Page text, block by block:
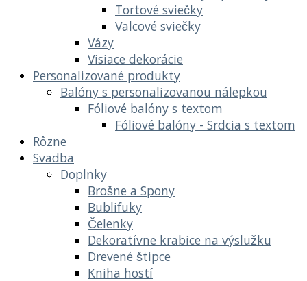
Tortové sviečky
Valcové sviečky
Vázy
Visiace dekorácie
Personalizované produkty
Balóny s personalizovanou nálepkou
Fóliové balóny s textom
Fóliové balóny - Srdcia s textom
Rôzne
Svadba
Doplnky
Brošne a Spony
Bublifuky
Čelenky
Dekoratívne krabice na výslužku
Drevené štipce
Kniha hostí